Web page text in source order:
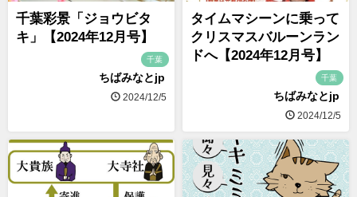
千葉彩景「ジョウビタ
キ」【2024年12月号】
千葉
ちばみなとjp
2024/12/5
タイムマシーンに乗って
クリスマスバルーンラン
ドへ【2024年12月号】
千葉
ちばみなとjp
2024/12/5